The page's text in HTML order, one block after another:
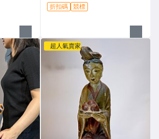
折扣碼 競標
超人氣賣家